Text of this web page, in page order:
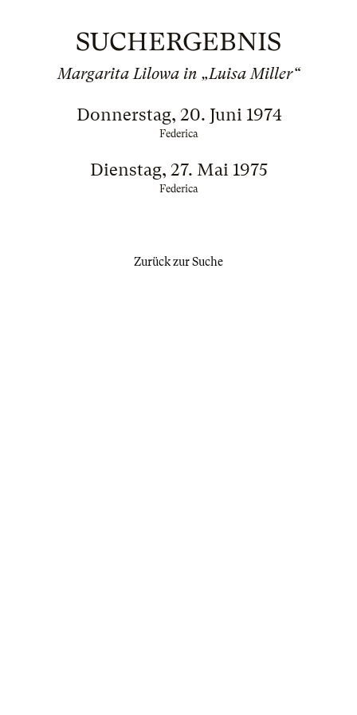
SUCHERGEBNIS
Margarita Lilowa in „Luisa Miller“
Donnerstag, 20. Juni 1974
Federica
Dienstag, 27. Mai 1975
Federica
Zurück zur Suche